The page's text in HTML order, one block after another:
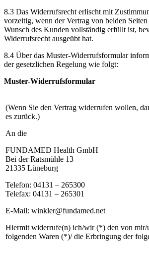
8.3 Das Widerrufsrecht erlischt mit
vorzeitig, wenn der Vertrag von beiden
Wunsch des Kunden vollständig erfüllt ist,
Widerrufsrecht ausgeübt hat.
8.4 Über das Muster-Widerrufsformular
der gesetzlichen Regelung wie folgt:
Muster-Widerrufsformular
(Wenn Sie den Vertrag widerrufen wollen,
es zurück.)
An die
FUNDAMED Health GmbH
Bei der Ratsmühle 13
21335 Lüneburg
Telefon: 04131 – 265300
Telefax: 04131 – 265301
E-Mail: winkler@fundamed.net
Hiermit widerrufe(n) ich/wir (*) den von mir/
folgenden Waren (*)/ die Erbringung der